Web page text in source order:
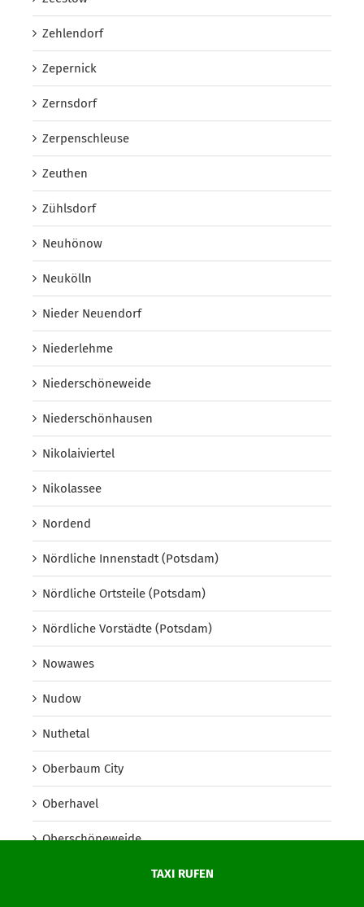
TAXI RUFEN
Zehlendorf
Zepernick
Zernsdorf
Zerpenschleuse
Zeuthen
Zühlsdorf
Neuhönow
Neukölln
Nieder Neuendorf
Niederlehme
Niederschöneweide
Niederschönhausen
Nikolaiviertel
Nikolassee
Nordend
Nördliche Innenstadt (Potsdam)
Nördliche Ortsteile (Potsdam)
Nördliche Vorstädte (Potsdam)
Nowawes
Nudow
Nuthetal
Oberbaum City
Oberhavel
Oberschöneweide